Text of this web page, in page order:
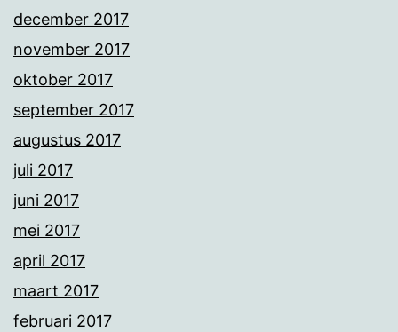
december 2017
november 2017
oktober 2017
september 2017
augustus 2017
juli 2017
juni 2017
mei 2017
april 2017
maart 2017
februari 2017